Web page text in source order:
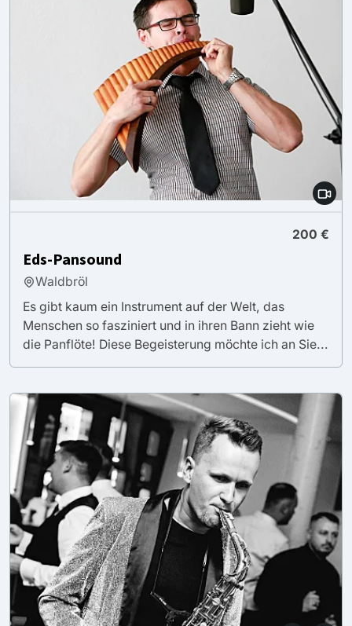
200 €
Eds-Pansound
Waldbröl
Es gibt kaum ein Instrument auf der Welt, das
Menschen so fasziniert und in ihren Bann zieht wie
die Panflöte! Diese Begeisterung möchte ich an Sie...